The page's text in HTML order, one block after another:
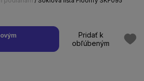
Pridať k
obľúbeným